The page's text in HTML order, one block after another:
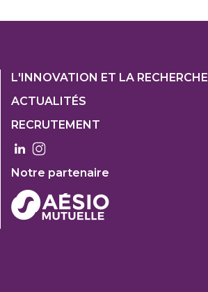
Footer
1
Col
3
L'INNOVATION ET LA RECHERCHE
ACTUALITÉS
RECRUTEMENT
Notre partenaire